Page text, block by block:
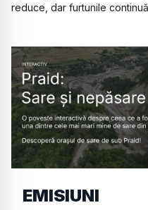
reduce, dar furtunile
EMISIUNI